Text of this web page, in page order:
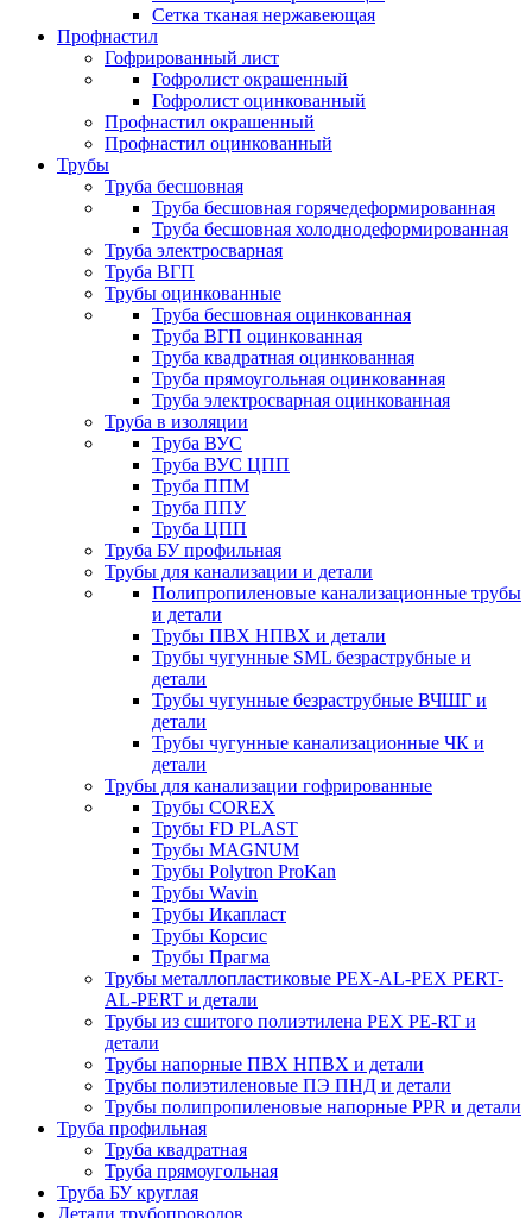
Сетка тканая нержавеющая
Профнастил
Гофрированный лист
Гофролист окрашенный
Гофролист оцинкованный
Профнастил окрашенный
Профнастил оцинкованный
Трубы
Труба бесшовная
Труба бесшовная горячедеформированная
Труба бесшовная холоднодеформированная
Труба электросварная
Труба ВГП
Трубы оцинкованные
Труба бесшовная оцинкованная
Труба ВГП оцинкованная
Труба квадратная оцинкованная
Труба прямоугольная оцинкованная
Труба электросварная оцинкованная
Труба в изоляции
Труба ВУС
Труба ВУС ЦПП
Труба ППМ
Труба ППУ
Труба ЦПП
Труба БУ профильная
Трубы для канализации и детали
Полипропиленовые канализационные трубы
и детали
Трубы ПВХ НПВХ и детали
Трубы чугунные SML безраструбные и
детали
Трубы чугунные безраструбные ВЧШГ и
детали
Трубы чугунные канализационные ЧК и
детали
Трубы для канализации гофрированные
Трубы COREX
Трубы FD PLAST
Трубы MAGNUM
Трубы Polytron ProKan
Трубы Wavin
Трубы Икапласт
Трубы Корсис
Трубы Прагма
Трубы металлопластиковые PEX-AL-PEX PERT-
AL-PERT и детали
Трубы из сшитого полиэтилена PEX PE-RT и
детали
Трубы напорные ПВХ НПВХ и детали
Трубы полиэтиленовые ПЭ ПНД и детали
Трубы полипропиленовые напорные PPR и детали
Труба профильная
Труба квадратная
Труба прямоугольная
Труба БУ круглая
Детали трубопроводов